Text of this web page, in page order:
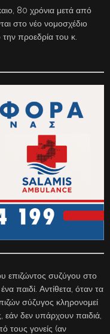
80 χρόνια μετά από
στο νέο νομοσχέδιο
προεδρία του κ.
επιζώντος συζύγου στο
παιδί. Αντίθετα, όταν τα
σύζυγος κληρονομεί
δεν υπάρχουν παιδιά,
τους γονείς (αν